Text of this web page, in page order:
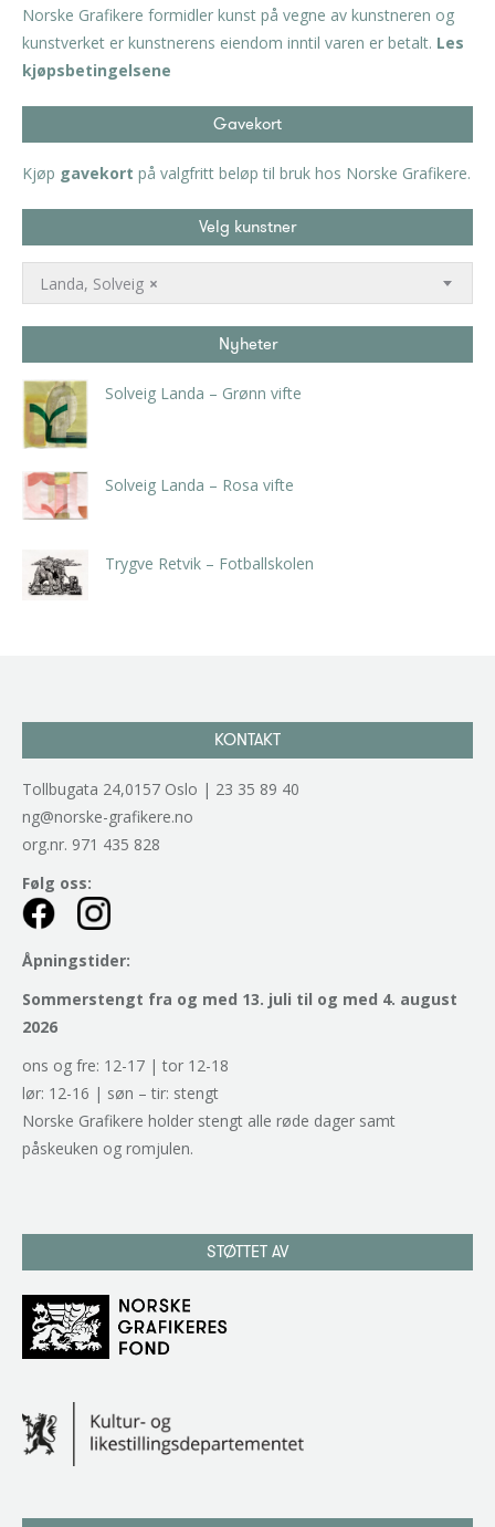
Norske Grafikere formidler kunst på vegne av kunstneren og
kunstverket er kunstnerens eiendom inntil varen er betalt. Les
kjøpsbetingelsene
Gavekort
Kjøp gavekort på valgfritt beløp til bruk hos Norske Grafikere.
Velg kunstner
×
Landa, Solveig
Nyheter
Solveig Landa – Grønn vifte
Solveig Landa – Rosa vifte
Trygve Retvik – Fotballskolen
KONTAKT
Tollbugata 24,0157 Oslo | 23 35 89 40
ng@norske-grafikere.no
org.nr. 971 435 828
Følg oss:
Åpningstider:
Sommerstengt fra og med 13. juli til og med 4. august
2026
ons og fre: 12-17 | tor 12-18
lør: 12-16 | søn – tir: stengt
Norske Grafikere holder stengt alle røde dager samt
påskeuken og romjulen.
STØTTET AV